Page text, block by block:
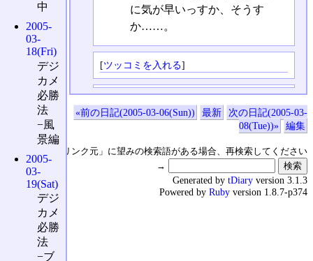
に気が早いっすか、そうす
か……。
[ツッコミを入れる]
«前の日記(2005-03-06(Sun)) 最新
次の日記(2005-03-
08(Tue))»
編集
↑の「本日のリンク元」に望みの検索語がある場合、再検索してください
→
中
2005-
03-
18(Fri)
デジ
カメ
必勝
法
−風
景編
2005-
03-
19(Sat)
デジ
カメ
必勝
法
−ブ
Generated by tDiary version 3.1.3
Powered by Ruby version 1.8.7-p374